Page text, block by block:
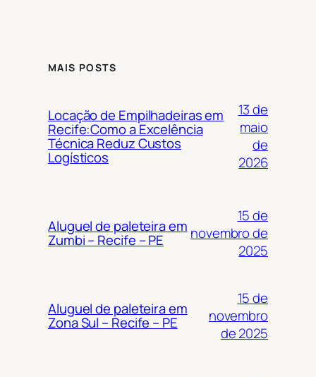
MAIS POSTS
Locação de Empilhadeiras em
Recife:Como a Excelência
Técnica Reduz Custos
Logísticos
13 de
maio
de
2026
Aluguel de paleteira em
Zumbi – Recife – PE
15 de
novembro de
2025
Aluguel de paleteira em
Zona Sul – Recife – PE
15 de
novembro
de 2025